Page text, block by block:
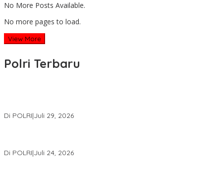
No More Posts Available.
No more pages to load.
View More
Polri Terbaru
Di POLRI|Juli 29, 2026
Di POLRI|Juli 24, 2026